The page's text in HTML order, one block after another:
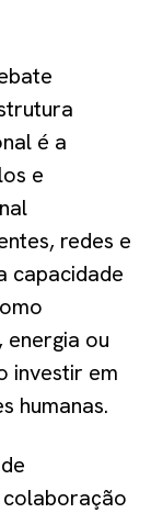
é a
e
redes e
capacidade
energia ou
investir em
humanas.
colaboração